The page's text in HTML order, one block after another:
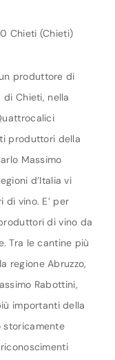
Chieti (Chieti)
produttore di
Chieti, nella
produttori della
Massimo
d’Italia vi
vino. E’ per
di vino da
Tra le cantine più
regione Abruzzo,
Rabottini,
importanti della
storicamente